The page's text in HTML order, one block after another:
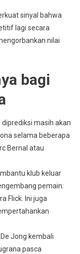
sinyal bahwa
lagi secara
nilai
bagi
masih akan
selama beberapa
Bernal atau
klub keluar
pemain:
Flick. Ini juga
Jong kembali
pasca